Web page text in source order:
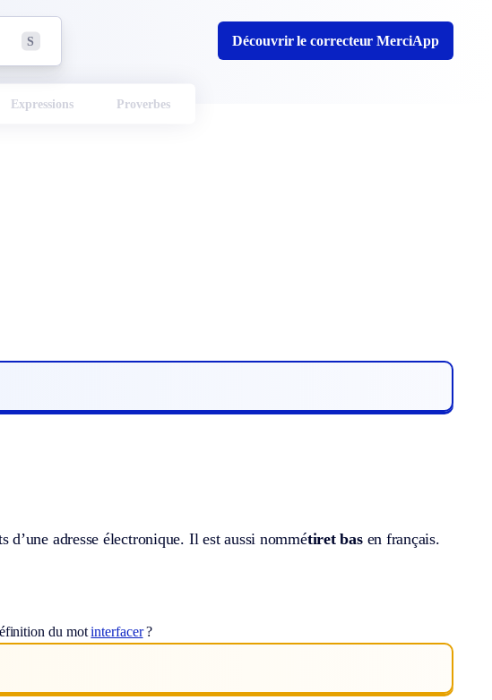
S Découvrir le correcteur MerciApp
Expressions Proverbes
adresse électronique. Il est aussi nommétiret bas en français.
du motinterfacer?